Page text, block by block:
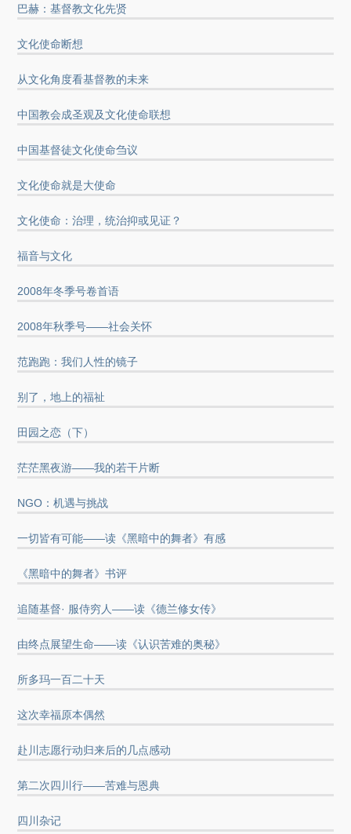
巴赫：基督教文化先贤
文化使命断想
从文化角度看基督教的未来
中国教会成圣观及文化使命联想
中国基督徒文化使命刍议
文化使命就是大使命
文化使命：治理，统治抑或见证？
福音与文化
2008年冬季号卷首语
2008年秋季号——社会关怀
范跑跑：我们人性的镜子
别了，地上的福祉
田园之恋（下）
茫茫黑夜游——我的若干片断
NGO：机遇与挑战
一切皆有可能——读《黑暗中的舞者》有感
《黑暗中的舞者》书评
追随基督· 服侍穷人——读《德兰修女传》
由终点展望生命——读《认识苦难的奥秘》
所多玛一百二十天
这次幸福原本偶然
赴川志愿行动归来后的几点感动
第二次四川行——苦难与恩典
四川杂记